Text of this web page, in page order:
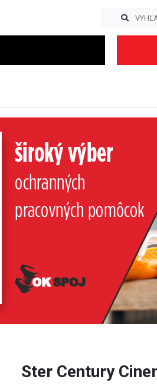
Ster Century